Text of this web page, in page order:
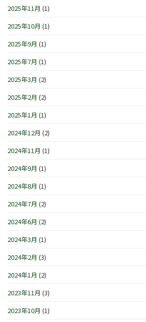
町』！！
は
2025年11月 (1)
2025年10月 (1)
2025年9月 (1)
2025年7月 (1)
2025年3月 (2)
2025年2月 (2)
2025年1月 (1)
2024年12月 (2)
2024年11月 (1)
2024年9月 (1)
2024年8月 (1)
2024年7月 (2)
2024年6月 (2)
2024年3月 (1)
2024年2月 (3)
2024年1月 (2)
2023年11月 (3)
2023年10月 (1)